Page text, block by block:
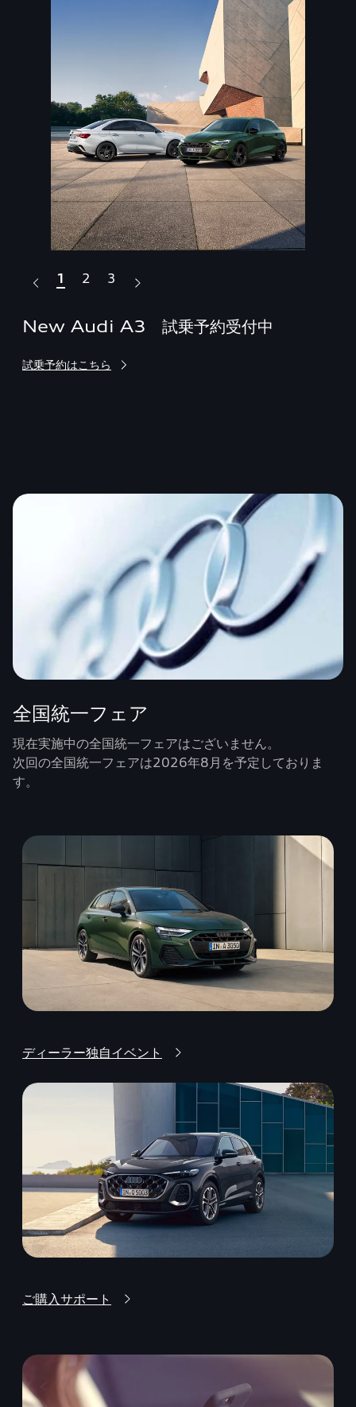
New Audi A3 試乗予約受付中
試乗予約はこちら
1 2 3
全国統一フェア
現在実施中の全国統一フェアはございません。
次回の全国統一フェアは2026年8月を予定しておりま
す。
ディーラー独自イベント
ご購入サポート